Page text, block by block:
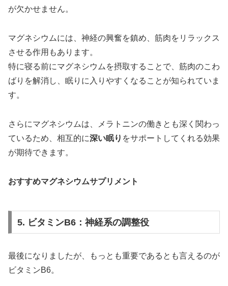
が欠かせません。
マグネシウムには、神経の興奮を鎮め、筋肉をリラックス
させる作用もあります。
特に寝る前にマグネシウムを摂取することで、筋肉のこわ
ばりを解消し、眠りに入りやすくなることが知られていま
す。
さらにマグネシウムは、メラトニンの働きとも深く関わっ
ているため、相互的に深い眠り をサポートしてくれる効果
が期待できます。
おすすめマグネシウムサプリメント
5. ビタミンB6：神経系の調整役
最後になりましたが、もっとも重要であるとも言えるのが
ビタミンB6。